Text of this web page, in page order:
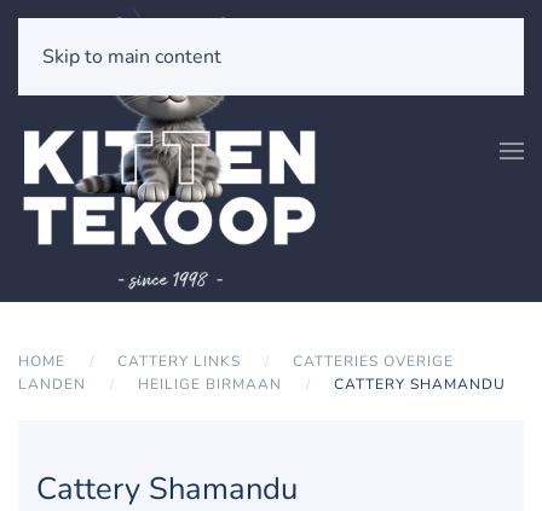
Skip to main content
HOME CATTERY LINKS
CATTERIES OVERIGE
LANDEN
HEILIGE BIRMAAN CATTERY SHAMANDU
Cattery Shamandu